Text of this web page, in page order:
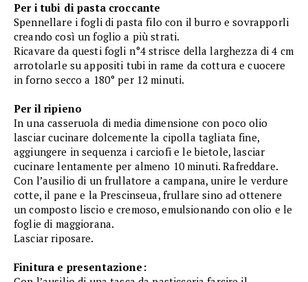
Per i tubi di pasta croccante
Spennellare i fogli di pasta filo con il burro e sovrapporli
creando così un foglio a più strati.
Ricavare da questi fogli n°4 strisce della larghezza di 4 cm
arrotolarle su appositi tubi in rame da cottura e cuocere
in forno secco a 180° per 12 minuti.
Per il ripieno
In una casseruola di media dimensione con poco olio
lasciar cucinare dolcemente la cipolla tagliata fine,
aggiungere in sequenza i carciofi e le bietole, lasciar
cucinare lentamente per almeno 10 minuti. Rafreddare.
Con l’ausilio di un frullatore a campana, unire le verdure
cotte, il pane e la Prescinseua, frullare sino ad ottenere
un composto liscio e cremoso, emulsionando con olio e le
foglie di maggiorana.
Lasciar riposare.
Finitura e presentazione: